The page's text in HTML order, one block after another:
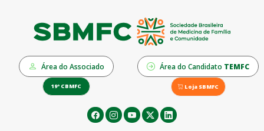
Área do Associado Área do Candidato TEMFC
19º CBMFC Loja SBMFC